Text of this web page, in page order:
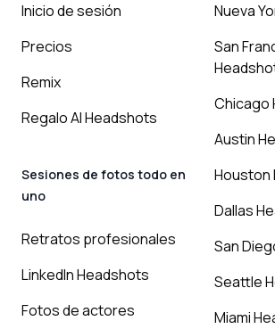
Inicio de sesión
Precios
Remix
Regalo AI Headshots
Sesiones de fotos todo en
uno
Retratos profesionales
LinkedIn Headshots
Fotos de actores
Nueva
San
Chicago
Austin
Houston
Dallas
San
Seattle
Miami